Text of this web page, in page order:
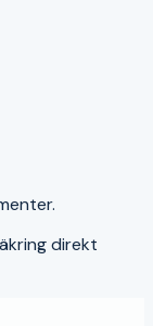
direkt